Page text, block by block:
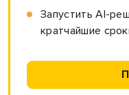
Запустить AI-
кратчайшие